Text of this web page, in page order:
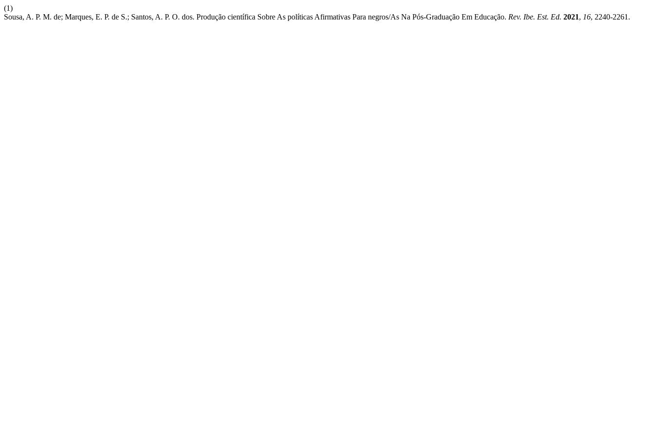
(1)
Sousa, A. P. M. de; Marques, E. P. de S.; Santos, A. P. O. dos. Produção científica Sobre As políticas Afirmativas Para negros/As Na Pós-Graduação Em Educação. Rev. Ibe. Est. Ed. 2021, 16, 2240-2261.